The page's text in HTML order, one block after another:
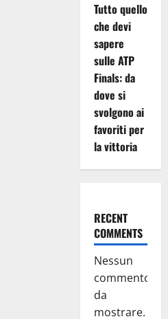
Tutto quello
che devi
sapere
sulle ATP
Finals: da
dove si
svolgono ai
favoriti per
la vittoria
RECENT
COMMENTS
Nessun
commento
da
mostrare.